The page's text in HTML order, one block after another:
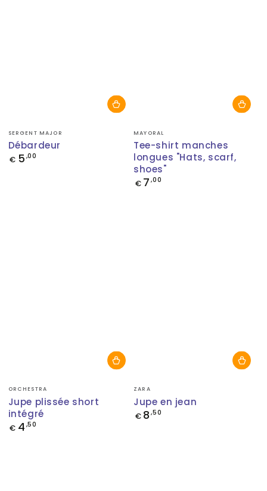
Fournisseur:
SERGENT MAJOR
Débardeur
Prix
€ 5 ,00
Fournisseur:
MAYORAL
Tee-shirt manches
longues "Hats, scarf,
shoes"
Prix
€ 7 ,00
Fournisseur:
ORCHESTRA
Jupe plissée short
intégré
Prix
€ 4 ,50
Fournisseur:
ZARA
Jupe en jean
Prix
€ 8 ,50